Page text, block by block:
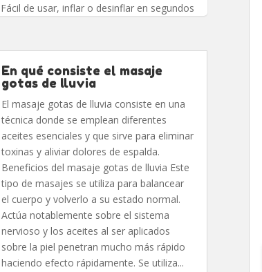
Fácil de usar, inflar o desinflar en segundos
En qué consiste el masaje
gotas de lluvia
El masaje gotas de lluvia consiste en una
técnica donde se emplean diferentes
aceites esenciales y que sirve para eliminar
toxinas y aliviar dolores de espalda.
Beneficios del masaje gotas de lluvia Este
tipo de masajes se utiliza para balancear
el cuerpo y volverlo a su estado normal.
Actúa notablemente sobre el sistema
nervioso y los aceites al ser aplicados
sobre la piel penetran mucho más rápido
haciendo efecto rápidamente. Se utiliza...